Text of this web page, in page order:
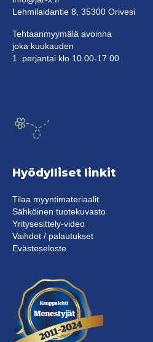
Lehmilaidantie 8, 35300 Orivesi
Tehtaanmyymälä avoinna
joka kuukauden
1. perjantai klo 10.00-17.00
Hyödylliset linkit
Tilaa myyntimateriaalit
Sähköinen tuotekuvasto
Yritysesittely-video
Vaihdot / palautukset
Evästeseloste